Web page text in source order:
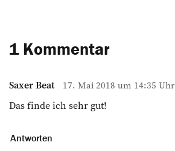
1 Kommentar
Saxer Beat 17. Mai 2018 um 14:35 Uhr
Das finde ich sehr gut!
Antworten